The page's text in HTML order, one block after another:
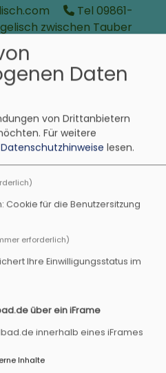
Tel 09861-
zwischen Tauber
91541 Rothenburg
Aisch
Daten
von Drittanbietern
Für weitere
Datenschutzhinweise lesen.
Cookie für die Benutzersitzung
erforderlich)
Ihre Einwilligungsstatus im
über ein iFrame
innerhalb eines iFrames
Inhalte